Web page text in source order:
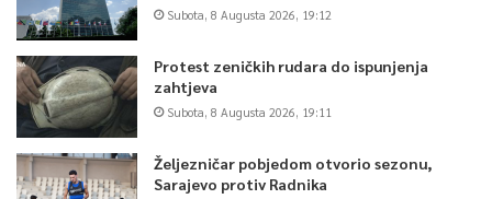
Subota, 8 Augusta 2026, 19:12
Protest zeničkih rudara do ispunjenja
zahtjeva
Subota, 8 Augusta 2026, 19:11
Željezničar pobjedom otvorio sezonu,
Sarajevo protiv Radnika